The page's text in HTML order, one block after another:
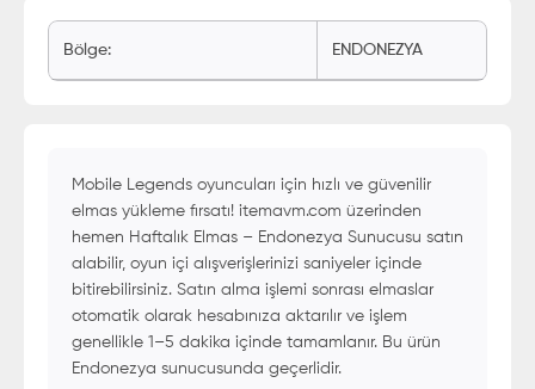
Bölge: ENDONEZYA
Mobile Legends oyuncuları için hızlı ve güvenilir
elmas yükleme fırsatı! itemavm.com üzerinden
hemen Haftalık Elmas – Endonezya Sunucusu satın
alabilir, oyun içi alışverişlerinizi saniyeler içinde
bitirebilirsiniz. Satın alma işlemi sonrası elmaslar
otomatik olarak hesabınıza aktarılır ve işlem
genellikle 1–5 dakika içinde tamamlanır. Bu ürün
Endonezya sunucusunda geçerlidir.